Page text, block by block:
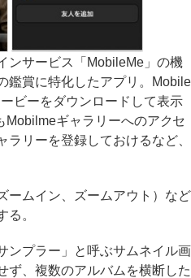
サービス「MobileMe」の機
鑑賞に特化したアプリ。Mobile
ビーをダウンロードして表示
ギャラリーへのアクセ
リーを登録しておけるなど、
ムイン、ズームアウト）など
る。
プラー」と呼ぶサムネイル画
ず、複数のアルバムを横断した